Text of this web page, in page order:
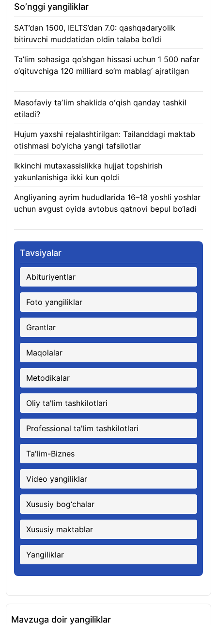
So’nggi yangiliklar
SAT’dan 1500, IELTS’dan 7.0: qashqadaryolik
bitiruvchi muddatidan oldin talaba bo‘ldi
Ta’lim sohasiga qo‘shgan hissasi uchun 1 500 nafar
o‘qituvchiga 120 milliard so‘m mablag‘ ajratilgan
Masofaviy taʼlim shaklida oʻqish qanday tashkil
etiladi?
Hujum yaxshi rejalashtirilgan: Tailanddagi maktab
otishmasi bo‘yicha yangi tafsilotlar
Ikkinchi mutaxassislikka hujjat topshirish
yakunlanishiga ikki kun qoldi
Angliyaning ayrim hududlarida 16–18 yoshli yoshlar
uchun avgust oyida avtobus qatnovi bepul bo‘ladi
Tavsiyalar
Abituriyentlar
Foto yangiliklar
Grantlar
Maqolalar
Metodikalar
Oliy ta'lim tashkilotlari
Professional ta'lim tashkilotlari
Ta'lim-Biznes
Video yangiliklar
Xususiy bog‘chalar
Xususiy maktablar
Yangiliklar
Mavzuga doir yangiliklar